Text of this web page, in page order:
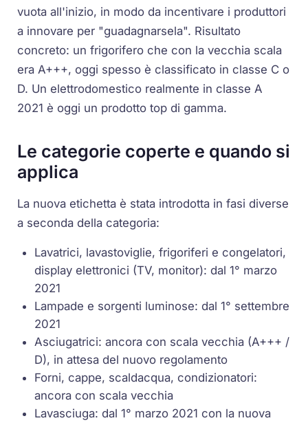
vuota all'inizio, in modo da incentivare i produttori
a innovare per "guadagnarsela". Risultato
concreto: un frigorifero che con la vecchia scala
era A+++, oggi spesso è classificato in classe C o
D. Un elettrodomestico realmente in classe A
2021 è oggi un prodotto top di gamma.
Le categorie coperte e quando si
applica
La nuova etichetta è stata introdotta in fasi diverse
a seconda della categoria:
Lavatrici, lavastoviglie, frigoriferi e congelatori,
display elettronici (TV, monitor): dal 1° marzo
2021
Lampade e sorgenti luminose: dal 1° settembre
2021
Asciugatrici: ancora con scala vecchia (A+++ /
D), in attesa del nuovo regolamento
Forni, cappe, scaldacqua, condizionatori:
ancora con scala vecchia
Lavasciuga: dal 1° marzo 2021 con la nuova